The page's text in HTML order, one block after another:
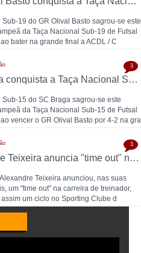
Sub-19 do GR Olival Basto sagrou-se este
da Taça Nacional Sub-19 de Futsal
bater na grande final a ACDL / C
SC Braga conquista a Taça Nacional Sub-15 de Futsal e sobe ao Campeonato Nacional 26/27
Sub-15 do SC Braga sagrou-se este
da Taça Nacional Sub-15 de Futsal
vencer o GR Olival Basto por 4-2 na gra
3
Alexandre Teixeira anuncia "time out" no futsal: pausa após título de Campeão Nacional pelo Sporting CP
Teixeira anunciou, nas suas
um "time out" na carreira de treinador,
um ciclo no Sporting Clube d
3